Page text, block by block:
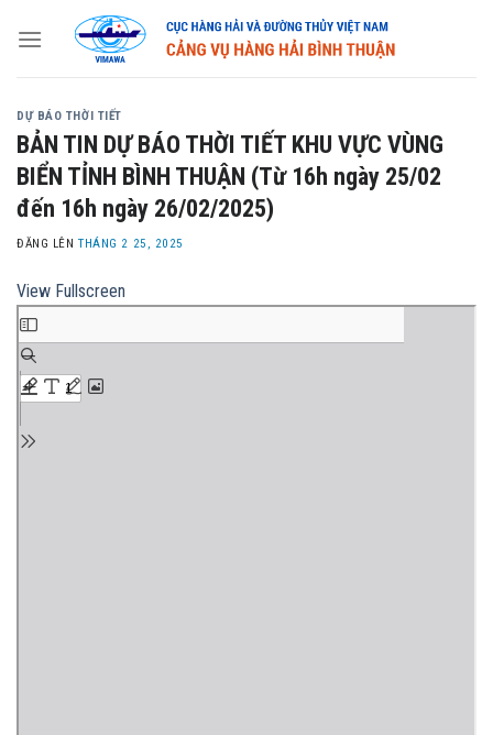
DỰ BÁO THỜI TIẾT
BẢN TIN DỰ BÁO THỜI TIẾT KHU VỰC VÙNG
BIỂN TỈNH BÌNH THUẬN (Từ 16h ngày 25/02
đến 16h ngày 26/02/2025)
ĐĂNG LÊNTHÁNG 2 25, 2025
View Fullscreen